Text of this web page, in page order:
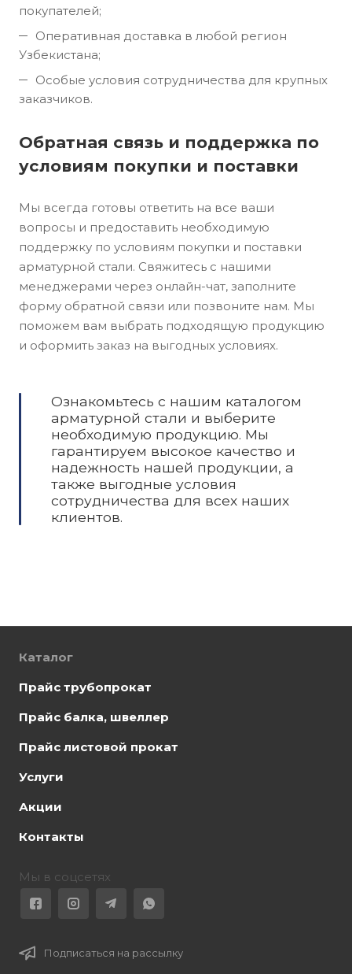
покупателей;
Оперативная доставка в любой регион
Узбекистана;
Особые условия сотрудничества для крупных
заказчиков.
Обратная связь и поддержка по
условиям покупки и поставки
Мы всегда готовы ответить на все ваши
вопросы и предоставить необходимую
поддержку по условиям покупки и поставки
арматурной стали. Свяжитесь с нашими
менеджерами через онлайн-чат, заполните
форму обратной связи или позвоните нам. Мы
поможем вам выбрать подходящую продукцию
и оформить заказ на выгодных условиях.
Ознакомьтесь с нашим каталогом
арматурной стали и выберите
необходимую продукцию. Мы
гарантируем высокое качество и
надежность нашей продукции, а
также выгодные условия
сотрудничества для всех наших
клиентов.
Каталог
Прайс трубопрокат
Прайс балка, швеллер
Прайс листовой прокат
Услуги
Акции
Контакты
Мы в соцсетях
Подписаться на рассылку